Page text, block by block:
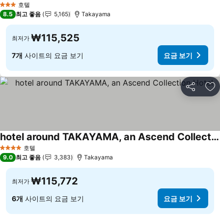
3 성급 호텔
8.5 최고 좋음 5,165 Takayama
최저가 ₩115,525
7개 사이트의 요금 보기 요금 보기
공유 즐
4 성급 호텔
hotel around TAKAYAMA, an Ascend Collection Hotel
9.0 최고 좋음 3,383 Takayama
최저가 ₩115,772
6개 사이트의 요금 보기 요금 보기